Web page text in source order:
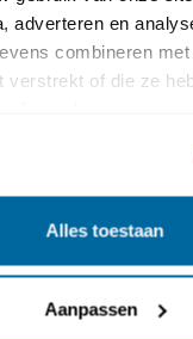
adverteren en
combineren
verstrekt of die ze
Alles toestaan
Aanpassen